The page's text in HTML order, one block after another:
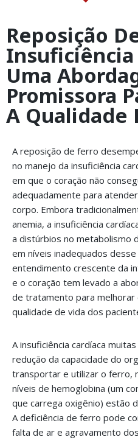
Reposição
Insuficiência
Uma
Promissora
A Qualidade
A reposição de ferro
no manejo da insuficiência
em que o coração não
adequadamente para
corpo. Embora
anemia, a insuficiência
a distúrbios no metabolismo
em níveis inadequados
entendimento crescente da
e o coração tem levado a
de tratamento para melhorar
qualidade de vida dos
A insuficiência cardíaca
redução da capacidade do
transportar e utilizar o ferro,
níveis de hemoglobina (um
que carrega oxigênio) estão
A deficiência de ferro pode
falta de ar e agravamento